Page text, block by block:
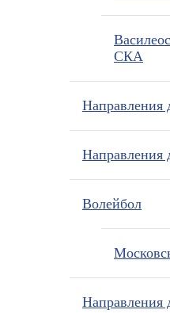
СКА
Направления
Направления
Волейбол
Направления